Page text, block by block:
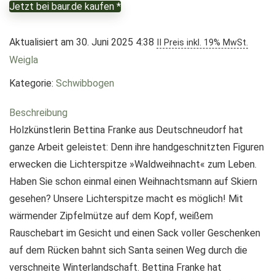
Jetzt bei baur.de kaufen *
Aktualisiert am 30. Juni 2025 4:38 II Preis inkl. 19% MwSt.
Weigla
Kategorie: Schwibbogen
Beschreibung
Holzkünstlerin Bettina Franke aus Deutschneudorf hat
ganze Arbeit geleistet: Denn ihre handgeschnitzten Figuren
erwecken die Lichterspitze »Waldweihnacht« zum Leben.
Haben Sie schon einmal einen Weihnachtsmann auf Skiern
gesehen? Unsere Lichterspitze macht es möglich! Mit
wärmender Zipfelmütze auf dem Kopf, weißem
Rauschebart im Gesicht und einen Sack voller Geschenken
auf dem Rücken bahnt sich Santa seinen Weg durch die
verschneite Winterlandschaft. Bettina Franke hat